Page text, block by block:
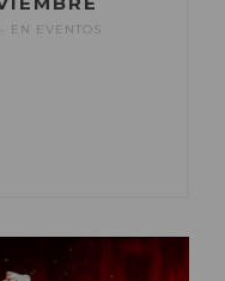
EN EVENTOS